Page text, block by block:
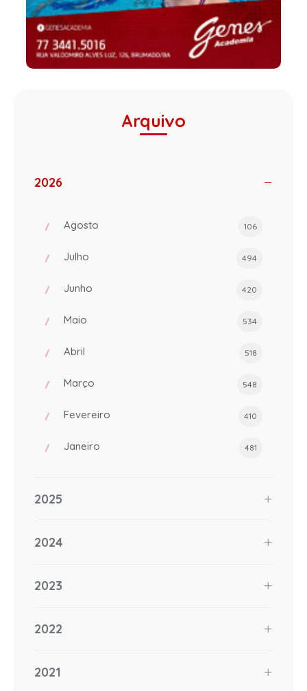
Arquivo
2026
Agosto 106
Julho 494
Junho 420
Maio 534
Abril 518
Março 548
Fevereiro 410
Janeiro 481
2025
2024
2023
2022
2021